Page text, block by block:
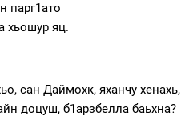
парг1ато
хьошур яц.
сан Даймохк, яханчу хенахь,
доцуш, б1арзбелла баьхна?